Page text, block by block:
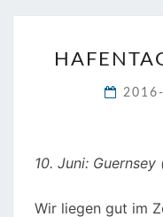
10. Juni: Guernsey
Wir liegen gut im